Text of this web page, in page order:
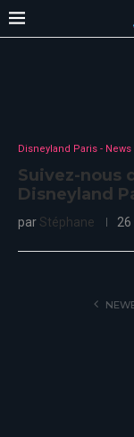
Disneyland Paris - News
Suivez-nous
Disneyland
par Stéphane